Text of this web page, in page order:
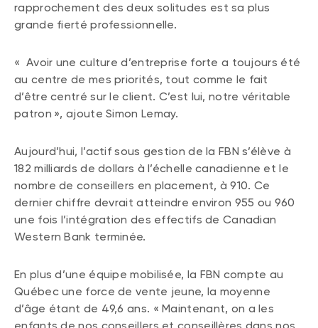
rapprochement des deux solitudes est sa plus
grande fierté professionnelle.
« Avoir une culture d’entreprise forte a toujours été
au centre de mes priorités, tout comme le fait
d’être centré sur le client. C’est lui, notre véritable
patron », ajoute Simon Lemay.
Aujourd’hui, l’actif sous gestion de la FBN s’élève à
182 milliards de dollars à l’échelle canadienne et le
nombre de conseillers en placement, à 910. Ce
dernier chiffre devrait atteindre environ 955 ou 960
une fois l’intégration des effectifs de Canadian
Western Bank terminée.
En plus d’une équipe mobilisée, la FBN compte au
Québec une force de vente jeune, la moyenne
d’âge étant de 49,6 ans. « Maintenant, on a les